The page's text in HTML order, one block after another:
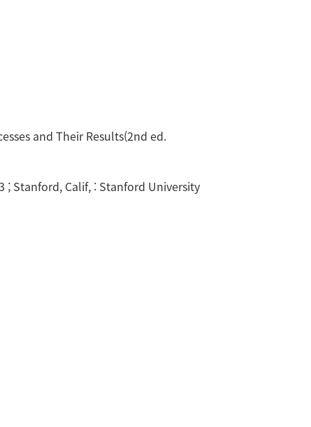
and Their Results(2nd ed.
Stanford, Calif, : Stanford University